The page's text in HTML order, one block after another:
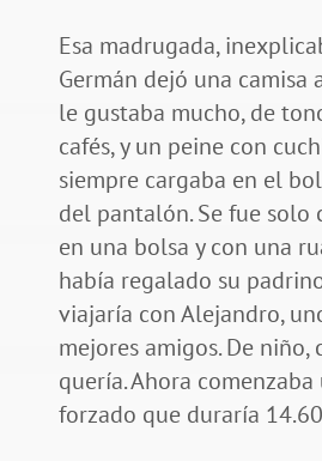
Esa madrugada,
Germán dejó una camisa
le gustaba mucho, de
cafés, y un peine con
siempre cargaba en el
del pantalón. Se fue solo
en una bolsa y con una
había regalado su
viajaría con Alejandro,
mejores amigos. De
quería. Ahora
forzado que duraría